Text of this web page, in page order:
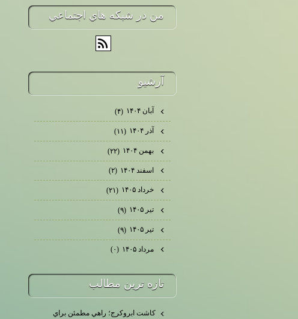
من در شبكه هاي اجتماعي
آرشيو
آبان ۱۴۰۴ (۴)
آذر ۱۴۰۴ (۱۱)
بهمن ۱۴۰۴ (۲۲)
اسفند ۱۴۰۴ (۲)
خرداد ۱۴۰۵ (۲۱)
تیر ۱۴۰۵ (۹)
تیر ۱۴۰۵ (۹)
مرداد ۱۴۰۵ (۰)
تازه ترين مطالب
كاشت ابرو‌كرج؛ راهي مطمئن براي